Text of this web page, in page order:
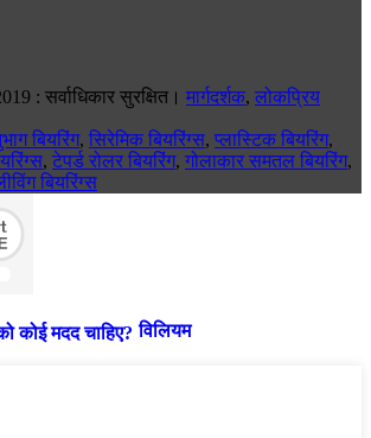
: सर्वाधिकार सुरक्षित। मार्गदर्शक, लोकप्रिय
बियरिंग, सिरेमिक बियरिंग्स, प्लास्टिक बियरिंग,
, टेपर्ड रोलर बियरिंग, गोलाकार समतल बियरिंग,
बियरिंग्स
विलियम